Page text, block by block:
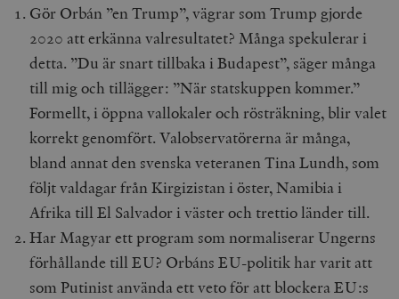
Gör Orbán ”en Trump”, vägrar som Trump gjorde
2020 att erkänna valresultatet? Många spekulerar i
detta. ”Du är snart tillbaka i Budapest”, säger många
till mig och tillägger: ”När statskuppen kommer.”
Formellt, i öppna vallokaler och rösträkning, blir valet
korrekt genomfört. Valobservatörerna är många,
bland annat den svenska veteranen Tina Lundh, som
följt valdagar från Kirgizistan i öster, Namibia i
Afrika till El Salvador i väster och trettio länder till.
Har Magyar ett program som normaliserar Ungerns
förhållande till EU? Orbáns EU-politik har varit att
som Putinist använda ett veto för att blockera EU:s